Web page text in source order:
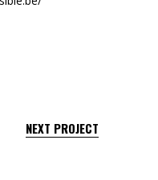
NEXT PROJECT